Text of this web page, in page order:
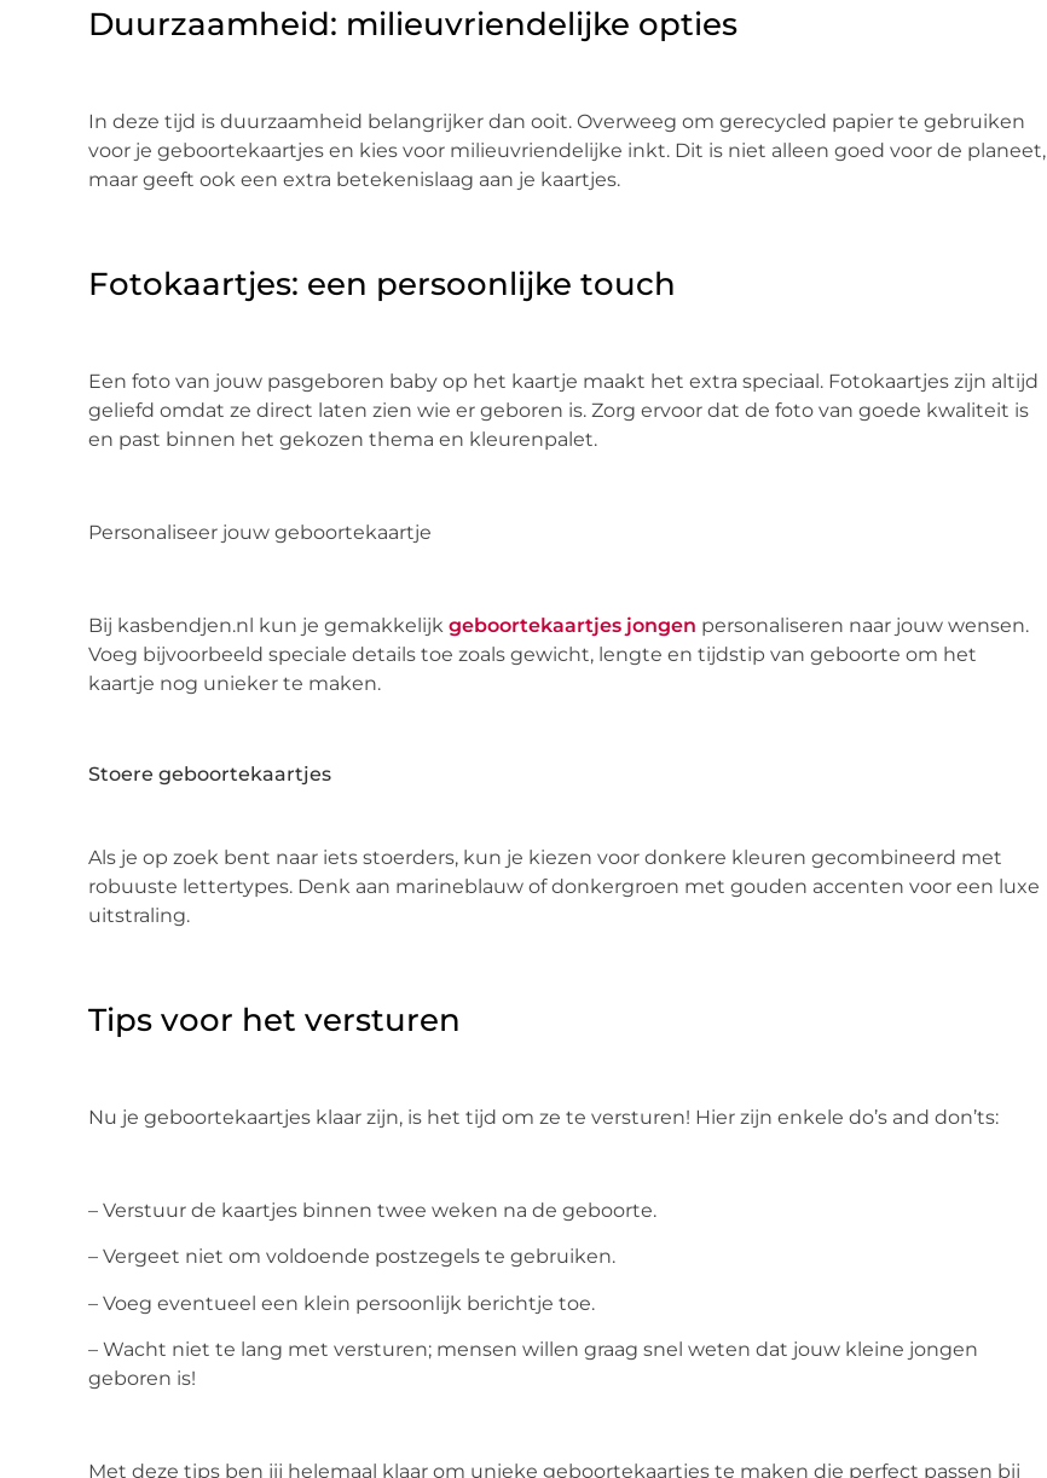
Duurzaamheid: milieuvriendelijke opties
In deze tijd is duurzaamheid belangrijker dan ooit. Overweeg om gerecycled papier te gebruiken
voor je geboortekaartjes en kies voor milieuvriendelijke inkt. Dit is niet alleen goed voor de planeet,
maar geeft ook een extra betekenislaag aan je kaartjes.
Fotokaartjes: een persoonlijke touch
Een foto van jouw pasgeboren baby op het kaartje maakt het extra speciaal. Fotokaartjes zijn altijd
geliefd omdat ze direct laten zien wie er geboren is. Zorg ervoor dat de foto van goede kwaliteit is
en past binnen het gekozen thema en kleurenpalet.
Personaliseer jouw geboortekaartje
Bij kasbendjen.nl kun je gemakkelijk geboortekaartjes jongen personaliseren naar jouw wensen.
Voeg bijvoorbeeld speciale details toe zoals gewicht, lengte en tijdstip van geboorte om het
kaartje nog unieker te maken.
Stoere geboortekaartjes
Als je op zoek bent naar iets stoerders, kun je kiezen voor donkere kleuren gecombineerd met
robuuste lettertypes. Denk aan marineblauw of donkergroen met gouden accenten voor een luxe
uitstraling.
Tips voor het versturen
Nu je geboortekaartjes klaar zijn, is het tijd om ze te versturen! Hier zijn enkele do’s and don’ts:
– Verstuur de kaartjes binnen twee weken na de geboorte.
– Vergeet niet om voldoende postzegels te gebruiken.
– Voeg eventueel een klein persoonlijk berichtje toe.
– Wacht niet te lang met versturen; mensen willen graag snel weten dat jouw kleine jongen
geboren is!
Met deze tips ben jij helemaal klaar om unieke geboortekaartjes te maken die perfect passen bij